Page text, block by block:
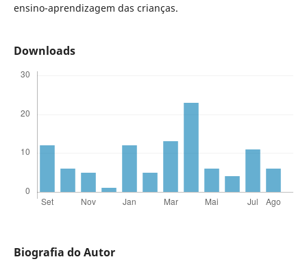
ensino-aprendizagem das crianças.
Downloads
Biografia do Autor